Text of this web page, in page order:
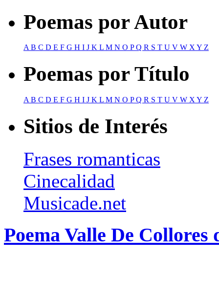
Poemas por Autor
AB C D E F G H I J K L M N O PQ R S T U V W XY Z
Poemas por Título
A B C D E F G H I J K L M N O PQ R S T U V W X Y Z
Sitios de Interés
Frases romanticas
Cinecalidad
Musicade.net
Poema Valle De